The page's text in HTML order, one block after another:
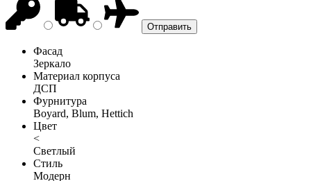
Фасад
Зеркало
Материал корпуса
ДСП
Фурнитура
Boyard, Blum, Hettich
Цвет
<
Светлый
Стиль
Модерн